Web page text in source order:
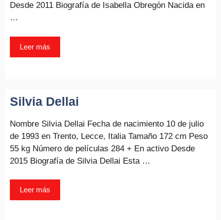
Desde 2011 Biografía de Isabella Obregón Nacida en
…
Leer más
Silvia Dellai
Nombre Silvia Dellai Fecha de nacimiento 10 de julio
de 1993 en Trento, Lecce, Italia Tamaño 172 cm Peso
55 kg Número de películas 284 + En activo Desde
2015 Biografía de Silvia Dellai Esta …
Leer más